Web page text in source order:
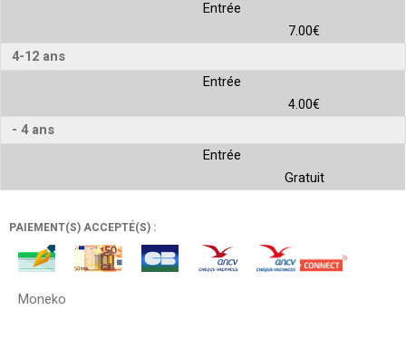
Entrée
7.00€
4-12 ans
Entrée
4.00€
- 4 ans
Entrée
Gratuit
PAIEMENT(S) ACCEPTÉ(S) :
Moneko